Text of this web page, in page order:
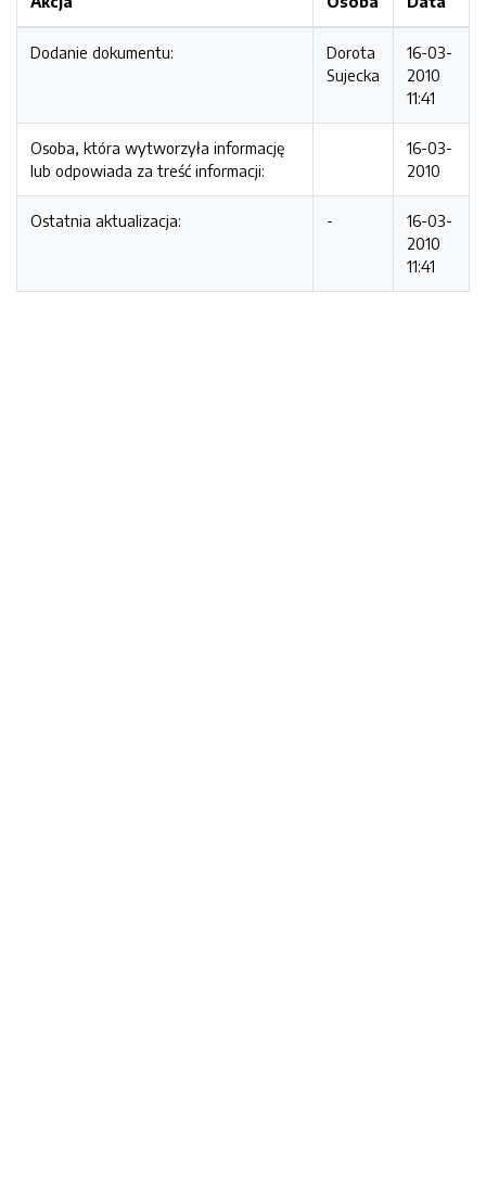
Dodanie dokumentu:
Dorota
Sujecka
16-03-
2010
11:41
Osoba, która wytworzyła informację
lub odpowiada za treść informacji:
16-03-
2010
Ostatnia aktualizacja: -
16-03-
2010
11:41